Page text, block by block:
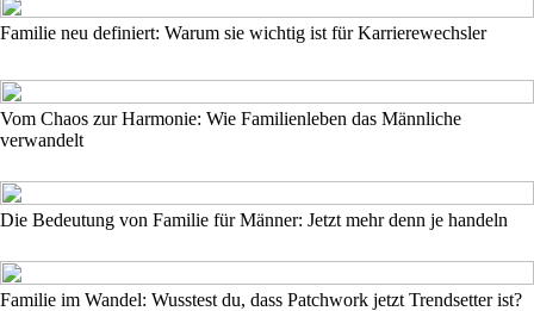
Familie neu definiert: Warum sie wichtig ist für Karrierewechsler
Vom Chaos zur Harmonie: Wie Familienleben das Männliche
verwandelt
Die Bedeutung von Familie für Männer: Jetzt mehr denn je handeln
Familie im Wandel: Wusstest du, dass Patchwork jetzt Trendsetter ist?